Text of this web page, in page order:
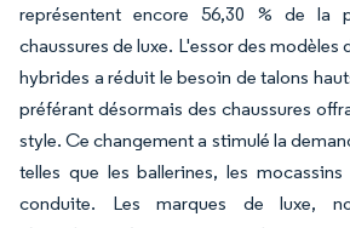
représentent encore 56,30 % de la
chaussures de luxe. L'essor des modèles
hybrides a réduit le besoin de talons
préférant désormais des chaussures
style. Ce changement a stimulé la
telles que les ballerines, les
conduite. Les marques de luxe,